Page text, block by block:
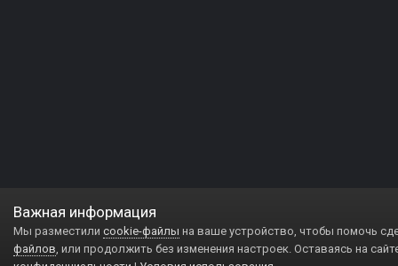
Важная информация
Мы разместили cookie-файлы на ваше устройство, чтобы помочь
файлов, или продолжить без изменения настроек. Оставаясь на